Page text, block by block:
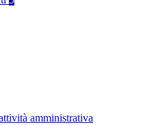
amministrativa